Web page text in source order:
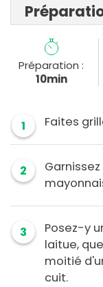
Préparation :
10min
1 Faites
2
3
Posez-y
laitue,
moitié
cuit.